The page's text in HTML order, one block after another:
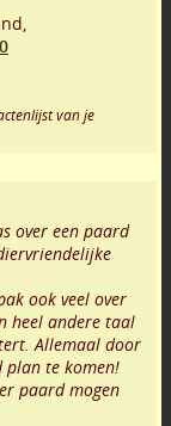
van je
over een paard
ook veel over
heel andere taal
Allemaal door
plan te komen!
paard mogen